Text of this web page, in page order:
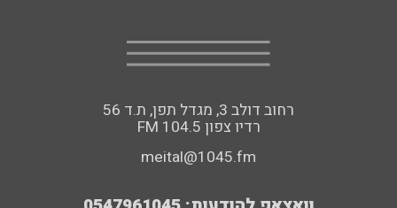
רחוב דולב 3, מגדל תפן, ת.ד 56
FM רדיו צפון 104.5
meital@1045.fm